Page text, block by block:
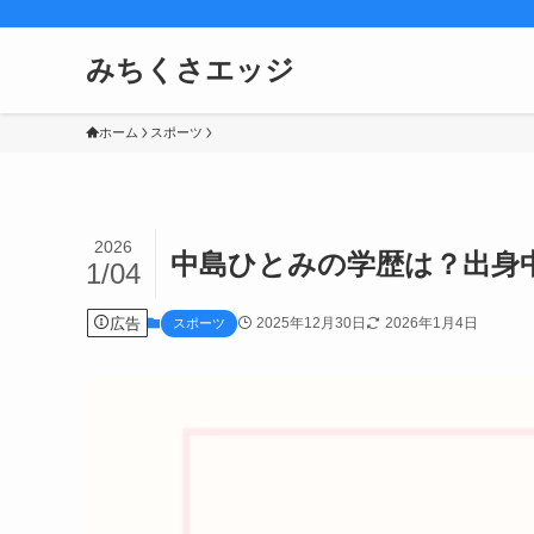
みちくさエッジ
ホーム スポーツ
中島ひとみの学歴は？出
2026
1/04
広告 スポーツ 2025年12月30日 2026年1月4日